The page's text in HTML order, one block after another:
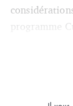
programme